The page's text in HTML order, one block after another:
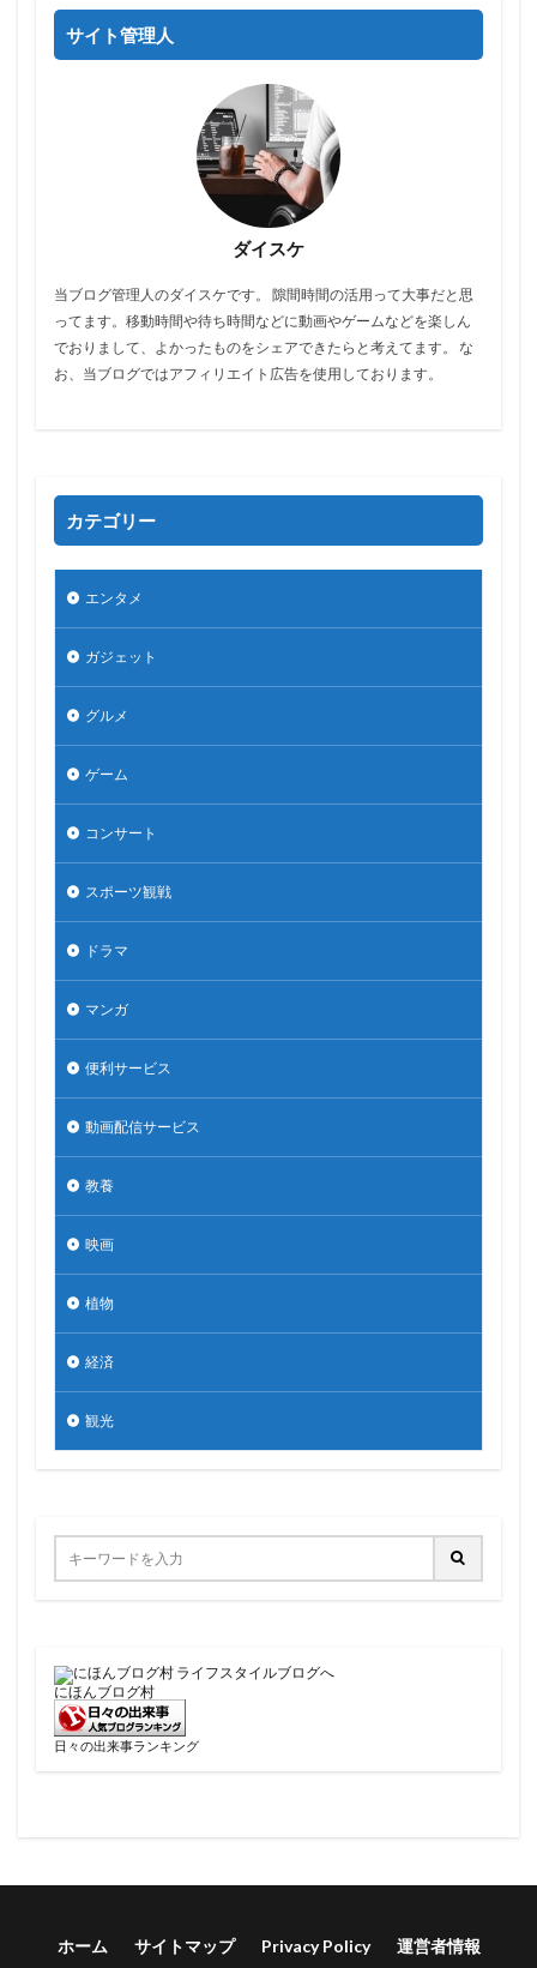
サイト管理人
ダイスケ
当ブログ管理人のダイスケです。 隙間時間の活用って大事だと思
ってます。移動時間や待ち時間などに動画やゲームなどを楽しん
でおりまして、よかったものをシェアできたらと考えてます。 な
お、当ブログではアフィリエイト広告を使用しております。
カテゴリー
エンタメ
ガジェット
グルメ
ゲーム
コンサート
スポーツ観戦
ドラマ
マンガ
便利サービス
動画配信サービス
教養
映画
植物
経済
観光
にほんブログ村
日々の出来事ランキング
ホーム サイトマップ Privacy Policy 運営者情報